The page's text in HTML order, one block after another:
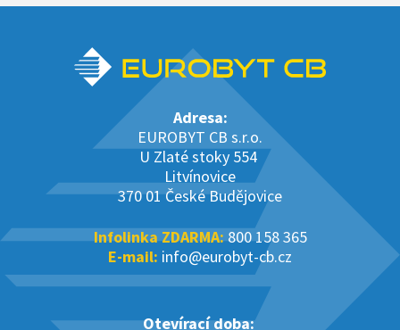
Adresa:
EUROBYT CB s.r.o.
U Zlaté stoky 554
Litvínovice
370 01 České Budějovice
Infolinka ZDARMA:800 158 365
E-mail: info@eurobyt-cb.cz
Otevírací doba: